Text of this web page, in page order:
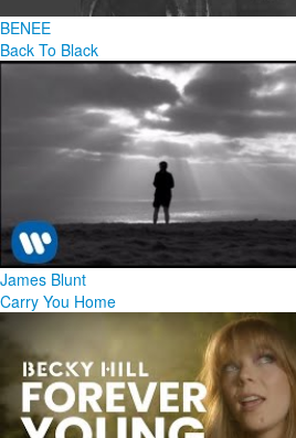
BENEE
Back To Black
James Blunt
Carry You Home